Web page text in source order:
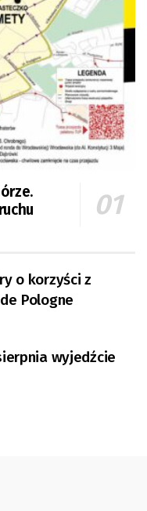
o korzyści z
Pologne
wyjedźcie